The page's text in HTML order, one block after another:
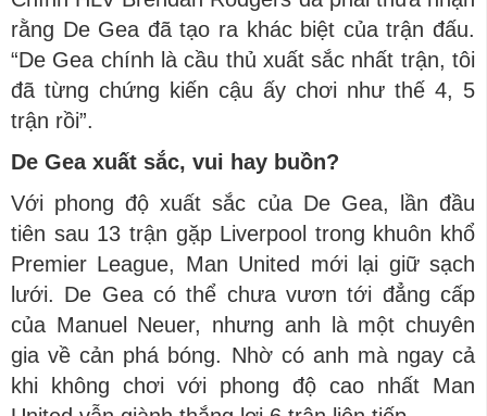
rằng De Gea đã tạo ra khác biệt của trận đấu.
“De Gea chính là cầu thủ xuất sắc nhất trận, tôi
đã từng chứng kiến cậu ấy chơi như thế 4, 5
trận rồi”.
De Gea xuất sắc, vui hay buồn?
Với phong độ xuất sắc của De Gea, lần đầu
tiên sau 13 trận gặp Liverpool trong khuôn khổ
Premier League, Man United mới lại giữ sạch
lưới. De Gea có thể chưa vươn tới đẳng cấp
của Manuel Neuer, nhưng anh là một chuyên
gia về cản phá bóng. Nhờ có anh mà ngay cả
khi không chơi với phong độ cao nhất Man